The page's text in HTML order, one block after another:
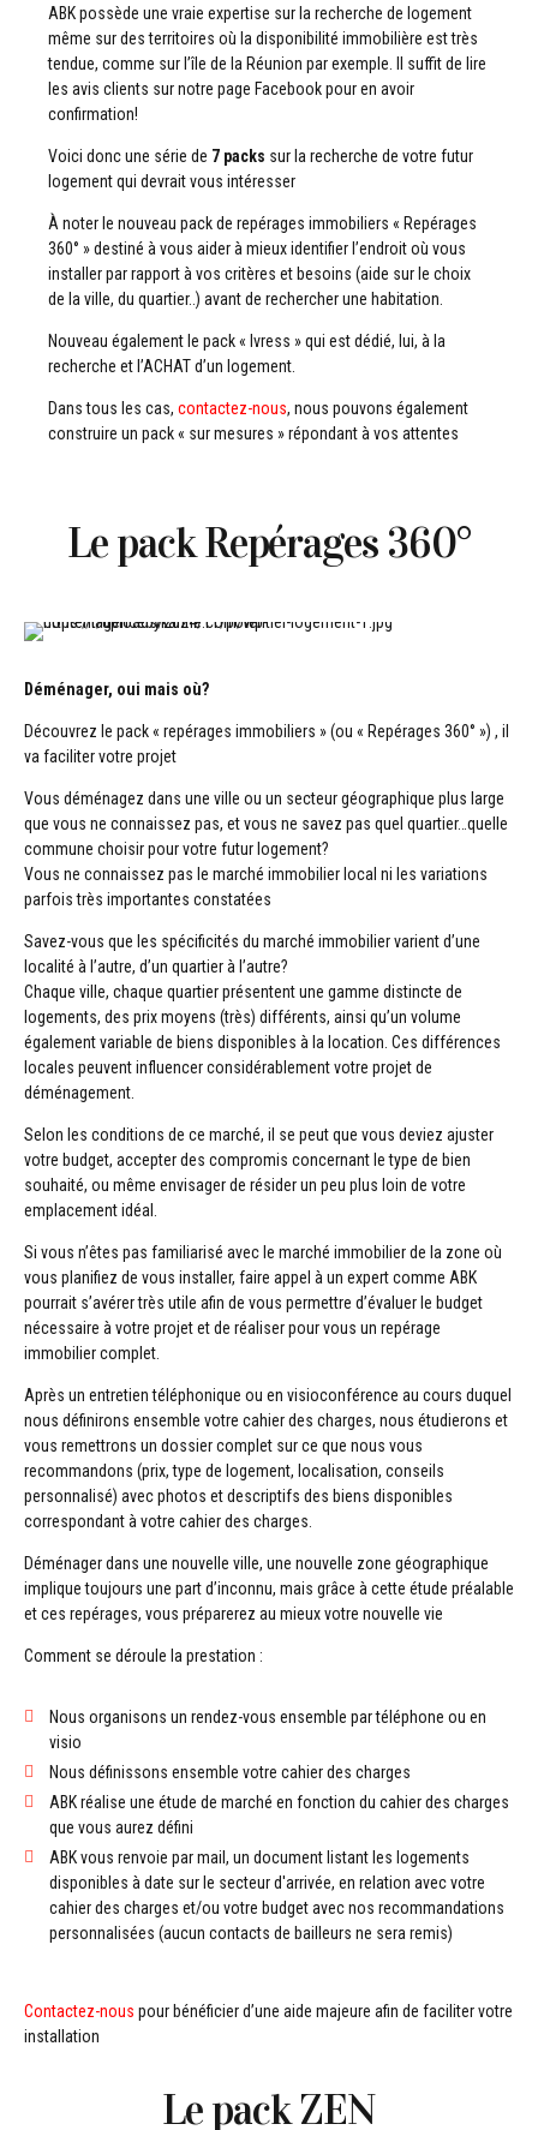
ABK possède une vraie expertise sur la recherche de logement
même sur des territoires où la disponibilité immobilière est très
tendue, comme sur l’île de la Réunion par exemple. Il suffit de lire
les avis clients sur notre page Facebook pour en avoir
confirmation!
Voici donc une série de 7 packs sur la recherche de votre futur
logement qui devrait vous intéresser
À noter le nouveau pack de repérages immobiliers « Repérages
360° » destiné à vous aider à mieux identifier l’endroit où vous
installer par rapport à vos critères et besoins (aide sur le choix
de la ville, du quartier..) avant de rechercher une habitation.
Nouveau également le pack « Ivress » qui est dédié, lui, à la
recherche et l’ACHAT d’un logement.
Dans tous les cas, contactez-nous, nous pouvons également
construire un pack « sur mesures » répondant à vos attentes
Le pack Repérages 360°
Déménager, oui mais où?
Découvrez le pack « repérages immobiliers » (ou « Repérages 360° ») , il
va faciliter votre projet
Vous déménagez dans une ville ou un secteur géographique plus large
que vous ne connaissez pas, et vous ne savez pas quel quartier…quelle
commune choisir pour votre futur logement?
Vous ne connaissez pas le marché immobilier local ni les variations
parfois très importantes constatées
Savez-vous que les spécificités du marché immobilier varient d’une
localité à l’autre, d’un quartier à l’autre?
Chaque ville, chaque quartier présentent une gamme distincte de
logements, des prix moyens (très) différents, ainsi qu’un volume
également variable de biens disponibles à la location. Ces différences
locales peuvent influencer considérablement votre projet de
déménagement.
Selon les conditions de ce marché, il se peut que vous deviez ajuster
votre budget, accepter des compromis concernant le type de bien
souhaité, ou même envisager de résider un peu plus loin de votre
emplacement idéal.
Si vous n’êtes pas familiarisé avec le marché immobilier de la zone où
vous planifiez de vous installer, faire appel à un expert comme ABK
pourrait s’avérer très utile afin de vous permettre d’évaluer le budget
nécessaire à votre projet et de réaliser pour vous un repérage
immobilier complet.
Après un entretien téléphonique ou en visioconférence au cours duquel
nous définirons ensemble votre cahier des charges, nous étudierons et
vous remettrons un dossier complet sur ce que nous vous
recommandons (prix, type de logement, localisation, conseils
personnalisé) avec photos et descriptifs des biens disponibles
correspondant à votre cahier des charges.
Déménager dans une nouvelle ville, une nouvelle zone géographique
implique toujours une part d’inconnu, mais grâce à cette étude préalable
et ces repérages, vous préparerez au mieux votre nouvelle vie
Comment se déroule la prestation :
Nous organisons un rendez-vous ensemble par téléphone ou en
visio
Nous définissons ensemble votre cahier des charges
ABK réalise une étude de marché en fonction du cahier des charges
que vous aurez défini
ABK vous renvoie par mail, un document listant les logements
disponibles à date sur le secteur d'arrivée, en relation avec votre
cahier des charges et/ou votre budget avec nos recommandations
personnalisées (aucun contacts de bailleurs ne sera remis)
Contactez-nous pour bénéficier d’une aide majeure afin de faciliter votre
installation
Le pack ZEN